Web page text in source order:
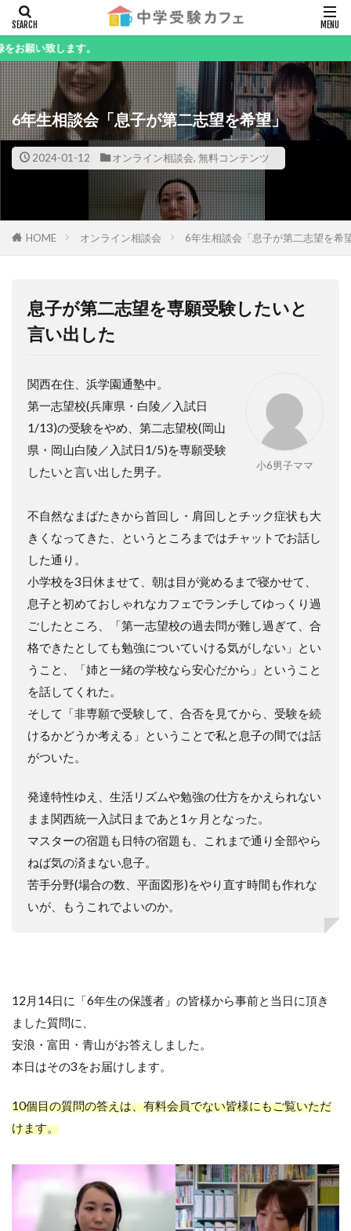
。
6年生相談会「息子が第二志望を希望」
2024-01-12 オンライン相談会, 無料コンテンツ
HOME オンライン相談会 6年生相談会「息子が第二志望を希
息子が第二志望を専願受験したいと
言い出した
小6男子ママ
関西在住、浜学園通塾中。
第一志望校(兵庫県・白陵／入試日
1/13)の受験をやめ、第二志望校(岡山
県・岡山白陵／入試日1/5)を専願受験
したいと言い出した男子。
不自然なまばたきから首回し・肩回しとチック症状も大
きくなってきた、というところまではチャットでお話し
した通り。
小学校を3日休ませて、朝は目が覚めるまで寝かせて、
息子と初めておしゃれなカフェでランチしてゆっくり過
ごしたところ、「第一志望校の過去問が難し過ぎて、合
格できたとしても勉強についていける気がしない」とい
うこと、「姉と一緒の学校なら安心だから」ということ
を話してくれた。
そして「非専願で受験して、合否を見てから、受験を続
けるかどうか考える」ということで私と息子の間では話
がついた。
発達特性ゆえ、生活リズムや勉強の仕方をかえられない
まま関西統一入試日まであと 1 ヶ月となった。
マスターの宿題も日特の宿題も、これまで通り全部やら
ねば気の済まない息子。
苦手分野(場合の数、平面図形)をやり直す時間も作れな
いが、もうこれでよいのか。
12月14日に「6年生の保護者」の皆様から事前と当日に頂き
ました質問に、
安浪・富田・青山がお答えしました。
本日はその3をお届けします。
10個目の質問の答えは、有料会員でない皆様にもご覧いただ
けます。
キーワード
カテゴリー
検索